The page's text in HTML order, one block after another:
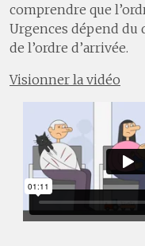
comprendre que
Urgences dépend du
de l’ordre d’arrivée.
Visionner la vidéo